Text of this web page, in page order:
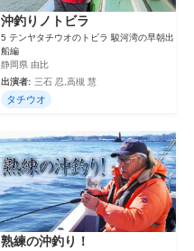
沖釣りノトビラ
5 テンヤタチウオのトビラ 駿河湾の早朝出
船編
静岡県 由比
出演者: 三石 忍,高槻 慧
タチウオ
熟練の沖釣り！